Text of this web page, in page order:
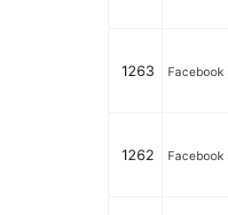
1263 Facebook
1262